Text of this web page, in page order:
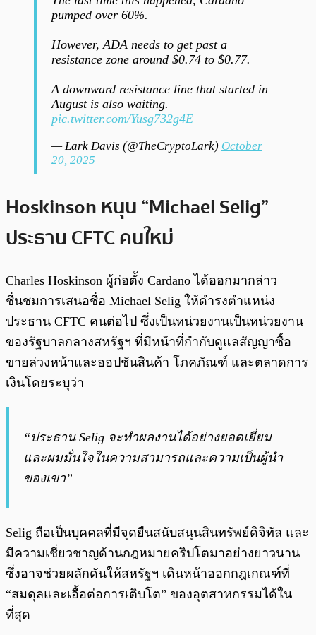
pumped over 60%.
However, ADA needs to get past a
resistance zone around $0.74 to $0.77.
A downward resistance line that started in
August is also waiting.
pic.twitter.com/Yusg732g4E
— Lark Davis (@TheCryptoLark) October
20, 2025
Hoskinson หนุน “Michael Selig”
ประธาน CFTC คนใหม่
Charles Hoskinson ผู้ก่อตั้ง Cardano ได้ออกมากล่าว
ชื่นชมการเสนอชื่อ Michael Selig ให้ดำรงตำแหน่ง
ประธาน CFTC คนต่อไป ซึ่งเป็นหน่วยงานเป็นหน่วยงาน
ของรัฐบาลกลางสหรัฐฯ ที่มีหน้าที่กำกับดูแลสัญญาซื้อ
ขายล่วงหน้าและออปชันสินค้า โภคภัณฑ์ และตลาดการ
เงินโดยระบุว่า
“ประธาน Selig จะทำผลงานได้อย่างยอดเยี่ยม
และผมมั่นใจในความสามารถและความเป็นผู้นำ
ของเขา”
Selig ถือเป็นบุคคลที่มีจุดยืนสนับสนุนสินทรัพย์ดิจิทัล และ
มีความเชี่ยวชาญด้านกฎหมายคริปโตมาอย่างยาวนาน
ซึ่งอาจช่วยผลักดันให้สหรัฐฯ เดินหน้าออกกฎเกณฑ์ที่
“สมดุลและเอื้อต่อการเติบโต” ของอุตสาหกรรมได้ใน
ที่สุด